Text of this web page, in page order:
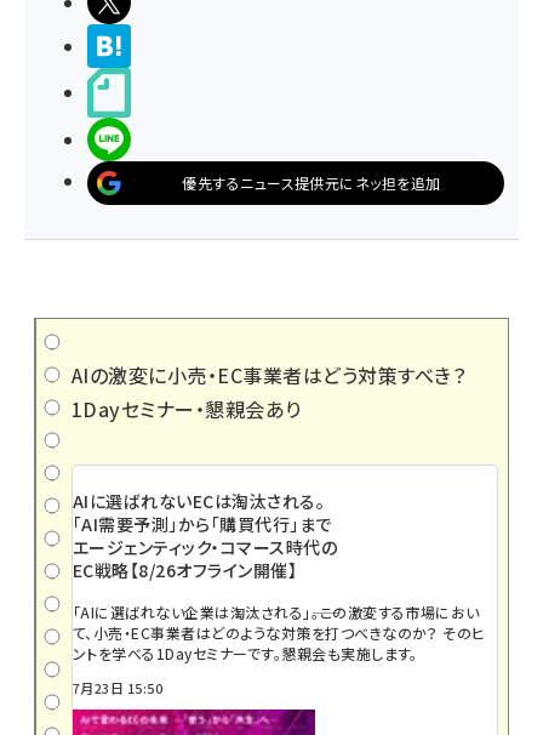
優先するニュース提供元にネッ担を追加
AIの激変に小売・EC事業者はどう対策すべき？
1Dayセミナー・懇親会あり
AIに選ばれないECは淘汰される。
「AI需要予測」から「購買代行」まで
エージェンティック・コマース時代の
EC戦略【8/26オフライン開催】
「AIに選ばれない企業は淘汰される」――。この激変する市場におい
て、小売・EC事業者はどのような対策を打つべきなのか？ そのヒ
ントを学べる1Dayセミナーです。懇親会も実施します。
7月23日 15:50